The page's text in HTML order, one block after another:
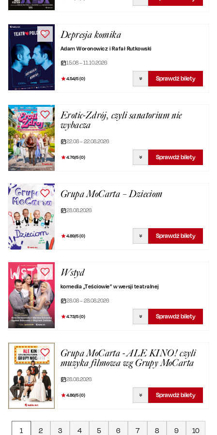
Depresja komika
Adam Woronowicz i Rafał Rutkowski
15.08 – 11.10.2026
4.54/5 (0) Sprawdź bilety
Erotic-Zdrój, czyli sanatorium nie
wybacza
22.08 – 22.08.2026
4.76/5 (0) Sprawdź bilety
Grupa MoCarta – Dzieciom
28.08.2026
4.89/5 (0) Sprawdź bilety
Wstyd
komedia „Teściowie” w wersji teatralnej
28.08 – 28.08.2026
4.73/5 (0) Sprawdź bilety
Grupa MoCarta - ALE KINO! czyli
muzyka filmowa wg Grupy MoCarta
28.08.2026
4.86/5 (0) Sprawdź bilety
1 2 3 4 5 6 7 8 9 10